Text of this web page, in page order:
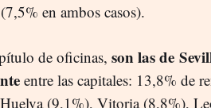
en ambos casos).
de oficinas, son las de
entre las capitales: 13,8% de
(9,1%), Vitoria (8,8%),